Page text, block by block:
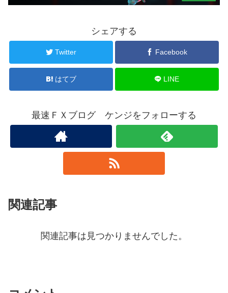
シェアする
Twitter Facebook
はてブ LINE
最速ＦＸブログ ケンジをフォローする
関連記事
関連記事は見つかりませんでした。